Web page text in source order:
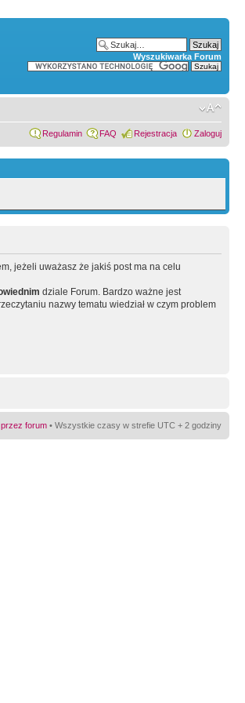
Wyszukiwarka Forum
Regulamin FAQ Rejestracja Zaloguj
jeżeli uważasz że jakiś post ma na celu
dziale Forum. Bardzo ważne jest
nazwy tematu wiedział w czym problem
forum • Wszystkie czasy w strefie UTC + 2 godziny